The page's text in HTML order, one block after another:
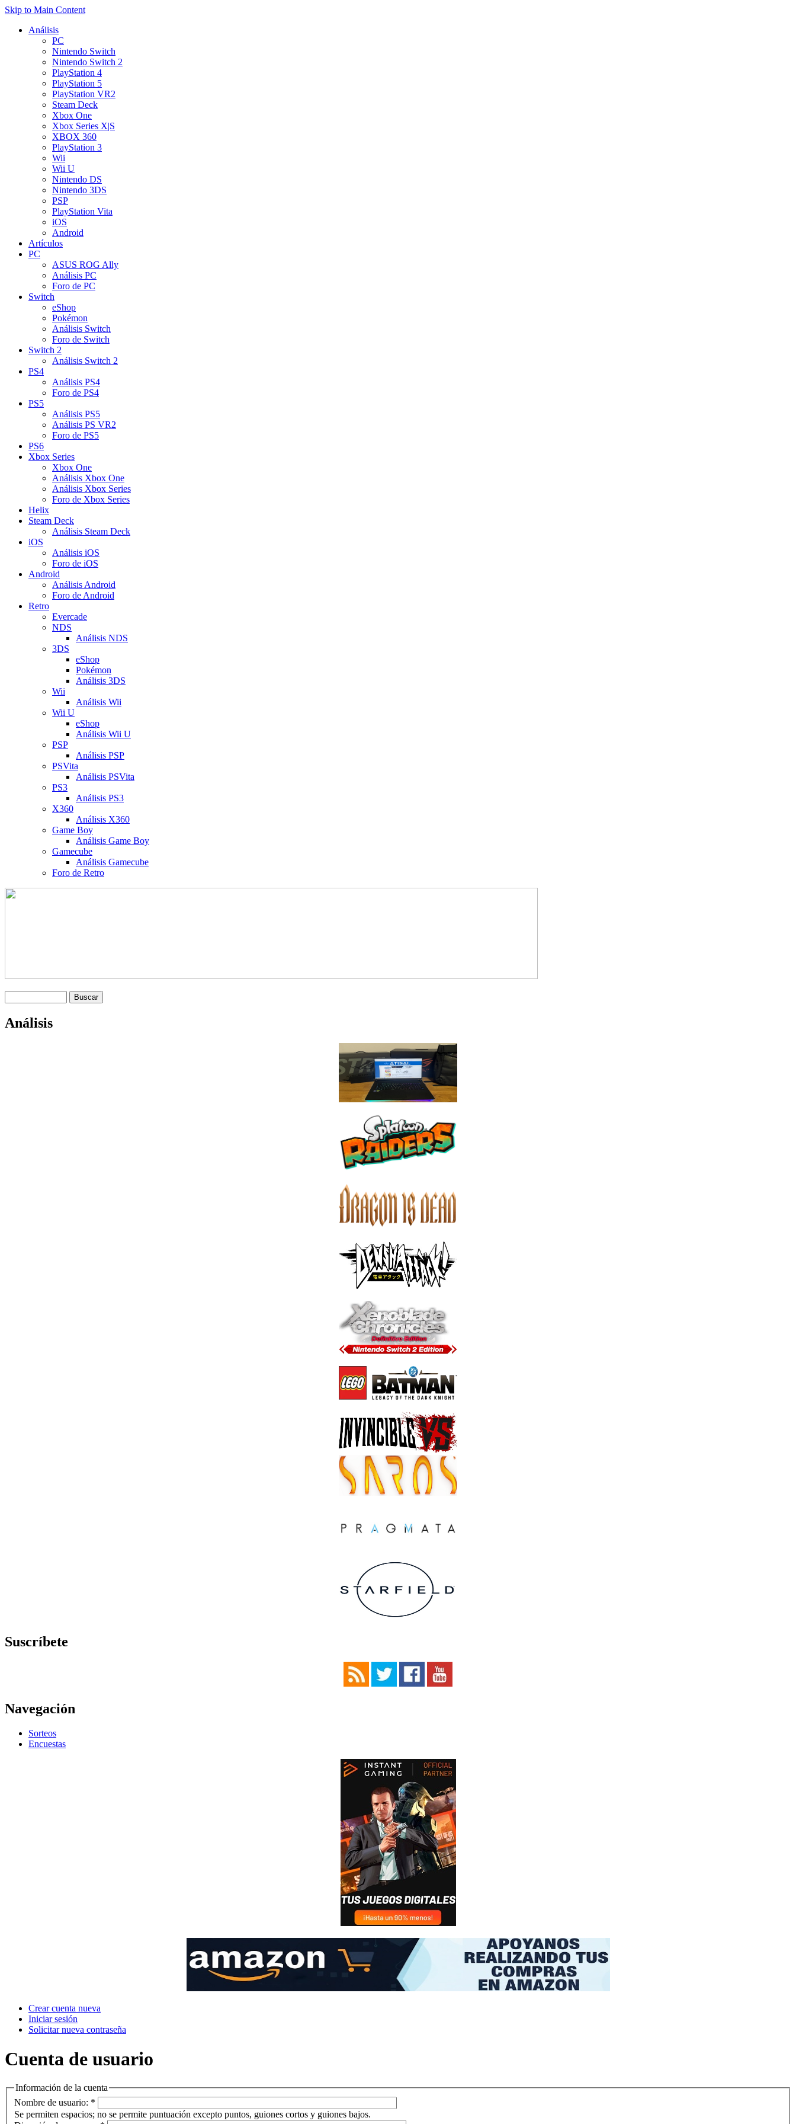
Skip to Main Content
Análisis
PC
Nintendo Switch
Nintendo Switch 2
PlayStation 4
PlayStation 5
PlayStation VR2
Steam Deck
Xbox One
Xbox Series X|S
XBOX 360
PlayStation 3
Wii
Wii U
Nintendo DS
Nintendo 3DS
PSP
PlayStation Vita
iOS
Android
Artículos
PC
ASUS ROG Ally
Análisis PC
Foro de PC
Switch
eShop
Pokémon
Análisis Switch
Foro de Switch
Switch 2
Análisis Switch 2
PS4
Análisis PS4
Foro de PS4
PS5
Análisis PS5
Análisis PS VR2
Foro de PS5
PS6
Xbox Series
Xbox One
Análisis Xbox One
Análisis Xbox Series
Foro de Xbox Series
Helix
Steam Deck
Análisis Steam Deck
iOS
Análisis iOS
Foro de iOS
Android
Análisis Android
Foro de Android
Retro
Evercade
NDS
Análisis NDS
3DS
eShop
Pokémon
Análisis 3DS
Wii
Análisis Wii
Wii U
eShop
Análisis Wii U
PSP
Análisis PSP
PSVita
Análisis PSVita
PS3
Análisis PS3
X360
Análisis X360
Game Boy
Análisis Game Boy
Gamecube
Análisis Gamecube
Foro de Retro
Análisis
Suscríbete
Navegación
Sorteos
Encuestas
Crear cuenta nueva
Iniciar sesión
Solicitar nueva contraseña
Cuenta de usuario
Información de la cuenta
Nombre de usuario: *
Se permiten espacios; no se permite puntuación excepto puntos, guiones cortos y guiones bajos.